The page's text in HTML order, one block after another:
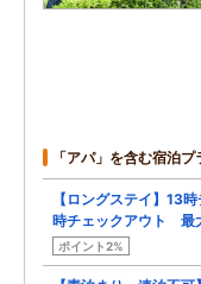
「アパ」を含む宿泊プ
【ロングステイ】13
時チェックアウト 最
ポイント2%